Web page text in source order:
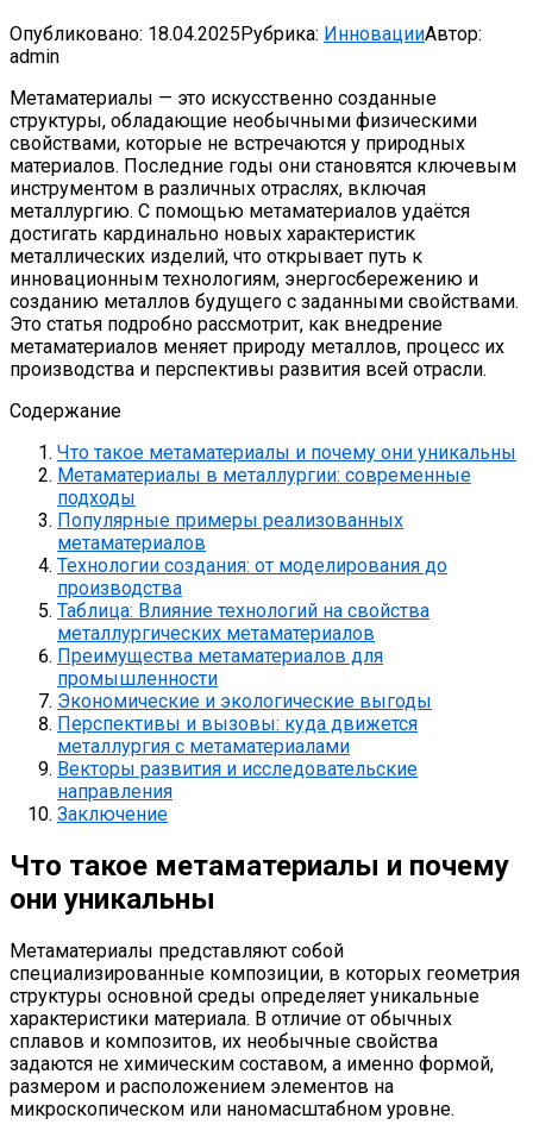
Опубликовано: 18.04.2025Рубрика: ИнновацииАвтор:
admin
Метаматериалы — это искусственно созданные
структуры, обладающие необычными физическими
свойствами, которые не встречаются у природных
материалов. Последние годы они становятся ключевым
инструментом в различных отраслях, включая
металлургию. С помощью метаматериалов удаётся
достигать кардинально новых характеристик
металлических изделий, что открывает путь к
инновационным технологиям, энергосбережению и
созданию металлов будущего с заданными свойствами.
Это статья подробно рассмотрит, как внедрение
метаматериалов меняет природу металлов, процесс их
производства и перспективы развития всей отрасли.
Содержание
Что такое метаматериалы и почему они уникальны
Метаматериалы в металлургии: современные
подходы
Популярные примеры реализованных
метаматериалов
Технологии создания: от моделирования до
производства
Таблица: Влияние технологий на свойства
металлургических метаматериалов
Преимущества метаматериалов для
промышленности
Экономические и экологические выгоды
Перспективы и вызовы: куда движется
металлургия с метаматериалами
Векторы развития и исследовательские
направления
Заключение
Что такое метаматериалы и почему
они уникальны
Метаматериалы представляют собой
специализированные композиции, в которых геометрия
структуры основной среды определяет уникальные
характеристики материала. В отличие от обычных
сплавов и композитов, их необычные свойства
задаются не химическим составом, а именно формой,
размером и расположением элементов на
микроскопическом или наномасштабном уровне.